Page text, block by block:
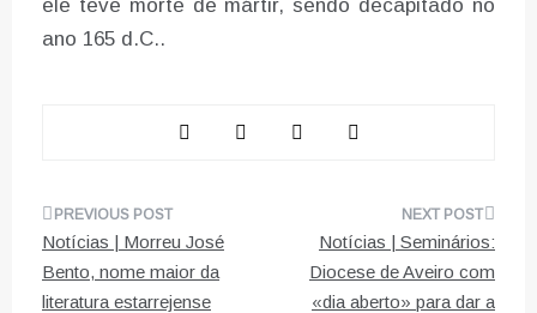
ele teve morte de mártir, sendo decapitado no
ano 165 d.C..
Navegação
de
Notícias | Morreu José
Bento, nome maior da
literatura estarrejense
Notícias | Seminários:
Diocese de Aveiro com
«dia aberto» para dar a